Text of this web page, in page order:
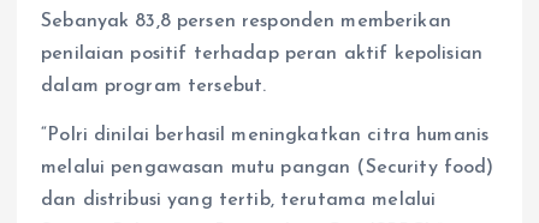
Sebanyak 83,8 persen responden memberikan
penilaian positif terhadap peran aktif kepolisian
dalam program tersebut.
“Polri dinilai berhasil meningkatkan citra humanis
melalui pengawasan mutu pangan (Security food)
dan distribusi yang tertib, terutama melalui